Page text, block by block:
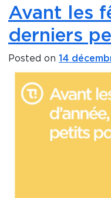
Avant les
derniers
Posted on 14